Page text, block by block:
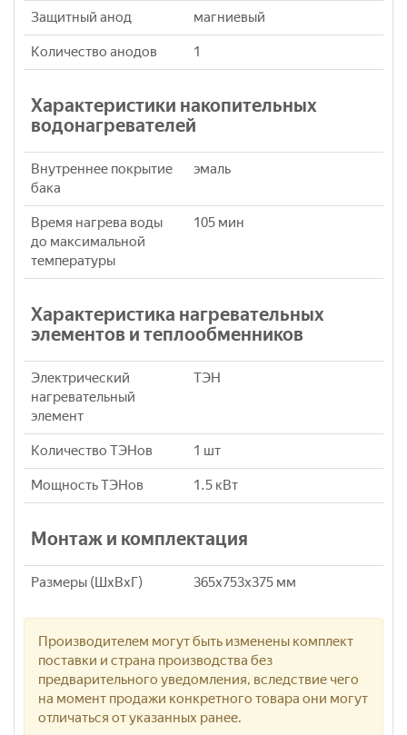
Защитный анод магниевый
Количество анодов 1
Характеристики накопительных
водонагревателей
Внутреннее покрытие
бака
эмаль
Время нагрева воды
до максимальной
температуры
105 мин
Характеристика нагревательных
элементов и теплообменников
Электрический
нагревательный
элемент
ТЭН
Количество ТЭНов 1 шт
Мощность ТЭНов 1.5 кВт
Монтаж и комплектация
Размеры (ШхВхГ) 365x753x375 мм
Производителем могут быть изменены комплект
поставки и страна производства без
предварительного уведомления, вследствие чего
на момент продажи конкретного товара они могут
отличаться от указанных ранее.